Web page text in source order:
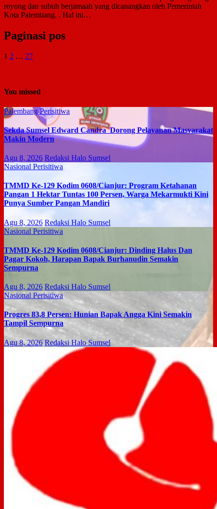
royong dan subuh berjamaah yang dicanangkan oleh Pemerintah
Kota Palembang. . Hal ini…
Paginasi pos
1 2 … 27
You missed
PalembangPerisitiwa
Sekda Sumsel Edward Candra Dorong Pelayanan Masyarakat
Makin Modern
Agu 8, 2026 Redaksi Halo Sumsel
Nasional Perisitiwa
TMMD Ke-129 Kodim 0608/Cianjur: Program Ketahanan
Pangan 1 Hektar Tuntas 100 Persen, Warga Mekarmukti Kini
Punya Sumber Pangan Mandiri
Agu 8, 2026 Redaksi Halo Sumsel
Nasional Perisitiwa
TMMD Ke-129 Kodim 0608/Cianjur: Dinding Halus Dan
Pagar Kokoh, Harapan Bapak Burhanudin Semakin
Sempurna
Agu 8, 2026 Redaksi Halo Sumsel
Nasional Perisitiwa
Progres 83,8 Persen: Hunian Bapak Angga Kini Semakin
Tampil Sempurna
Agu 8, 2026 Redaksi Halo Sumsel